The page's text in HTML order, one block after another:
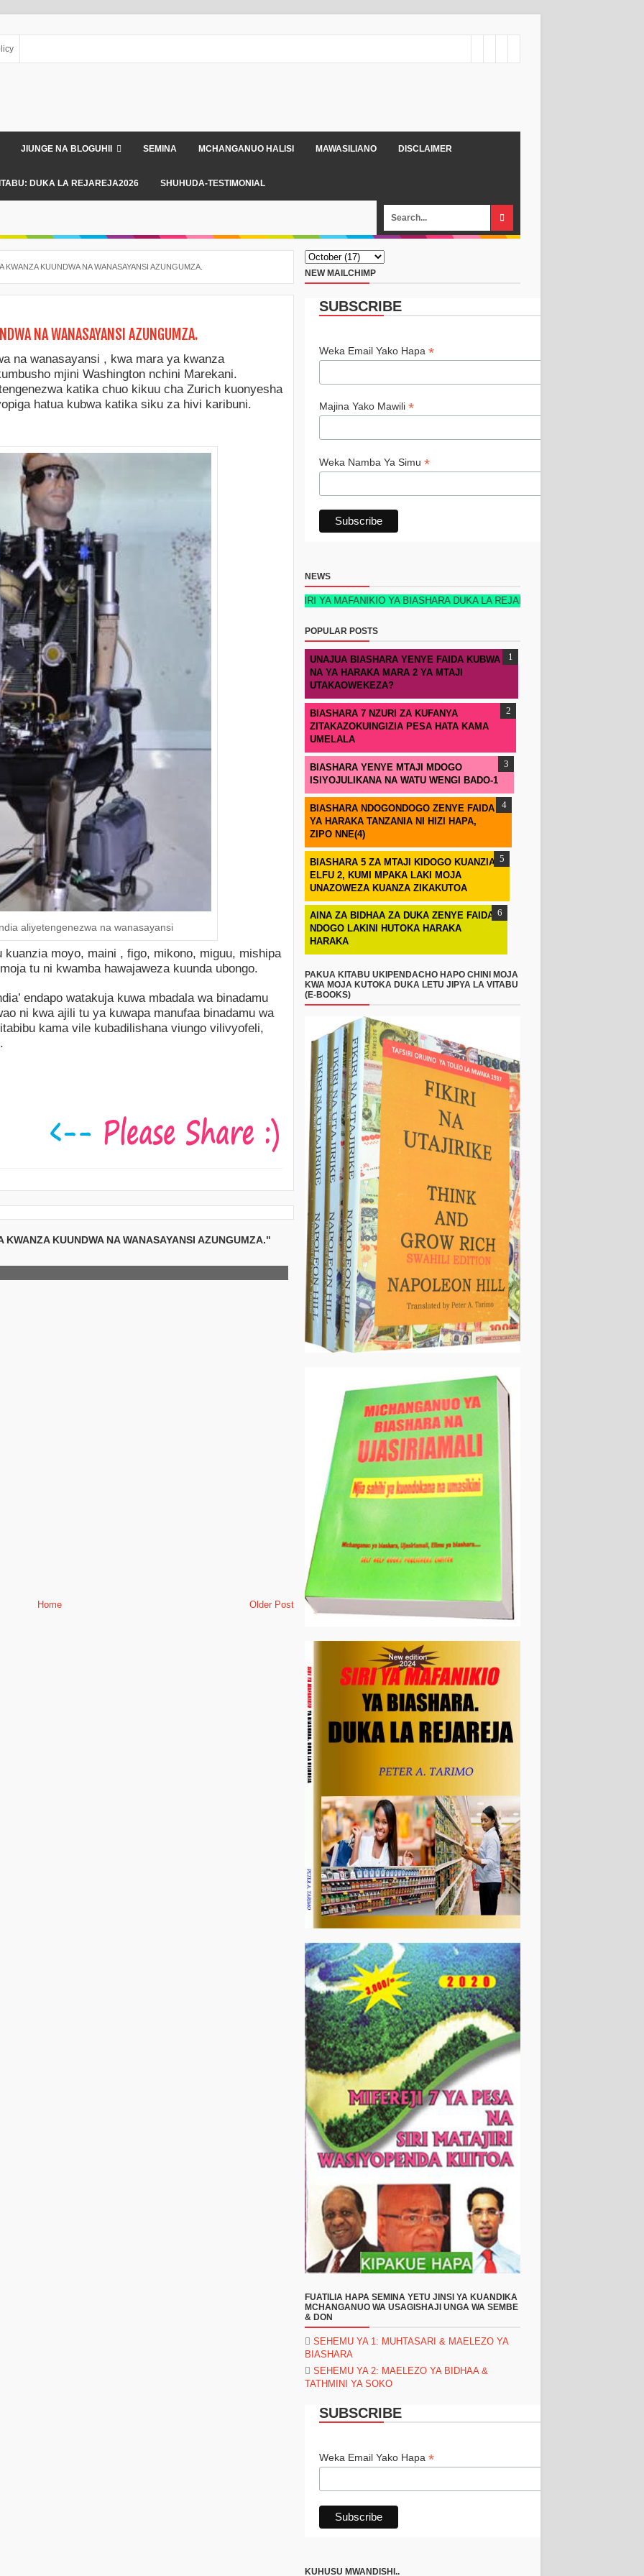
JIUNGE NA BLOGUHII SEMINA MCHANGANUO HALISI MAWASILIANO DISCLAIMER
DUKA LA REJAREJA2026 SHUHUDA-TESTIMONIAL
KWANZA KUUNDWA NA WANASAYANSI AZUNGUMZA.
NA WANASAYANSI AZUNGUMZA.
na wanasayansi , kwa mara ya kwanza
mjini Washington nchini Marekani.
katika chuo kikuu cha Zurich kuonyesha
hatua kubwa katika siku za hivi karibuni.
aliyetengenezwa na wanasayansi
moyo, maini , figo, mikono, miguu, mishipa
tu ni kwamba hawajaweza kuunda ubongo.
endapo watakuja kuwa mbadala wa binadamu
ni kwa ajili tu ya kuwapa manufaa binadamu wa
kama vile kubadilishana viungo vilivyofeli,
KUUNDWA NA WANASAYANSI AZUNGUMZA."
Older Post
Home
NEW MAILCHIMP
SUBSCRIBE
Weka Email Yako Hapa *
Majina Yako Mawili *
Weka Namba Ya Simu *
NEWS
KITABU: SIRI YA MAFANIKIO YA BIASHARA DUKA LA REJAREJA NEW TECH EDITION 2026
POPULAR POSTS
UNAJUA BIASHARA YENYE FAIDA KUBWA
NA YA HARAKA MARA 2 YA MTAJI
UTAKAOWEKEZA?
BIASHARA 7 NZURI ZA KUFANYA
ZITAKAZOKUINGIZIA PESA HATA KAMA
UMELALA
BIASHARA YENYE MTAJI MDOGO
ISIYOJULIKANA NA WATU WENGI BADO-1
BIASHARA NDOGONDOGO ZENYE FAIDA
YA HARAKA TANZANIA NI HIZI HAPA,
ZIPO NNE(4)
BIASHARA 5 ZA MTAJI KIDOGO KUANZIA
ELFU 2, KUMI MPAKA LAKI MOJA
UNAZOWEZA KUANZA ZIKAKUTOA
AINA ZA BIDHAA ZA DUKA ZENYE FAIDA
NDOGO LAKINI HUTOKA HARAKA
HARAKA
PAKUA KITABU UKIPENDACHO HAPO CHINI MOJA
KWA MOJA KUTOKA DUKA LETU JIPYA LA VITABU
(E-BOOKS)
FUATILIA HAPA SEMINA YETU JINSI YA KUANDIKA
MCHANGANUO WA USAGISHAJI UNGA WA SEMBE
& DON
SEHEMU YA 1: MUHTASARI & MAELEZO YA
BIASHARA
SEHEMU YA 2: MAELEZO YA BIDHAA &
TATHMINI YA SOKO
SUBSCRIBE
Weka Email Yako Hapa *
KUHUSU MWANDISHI..